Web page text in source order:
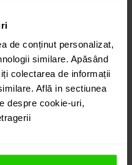
de conținut personalizat,
similare. Apăsând
colectarea de informații
Află in sectiunea
despre cookie-uri,